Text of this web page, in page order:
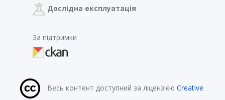
Дослідна експлуатація
За підтримки
Весь контент доступний за ліцензією Creative